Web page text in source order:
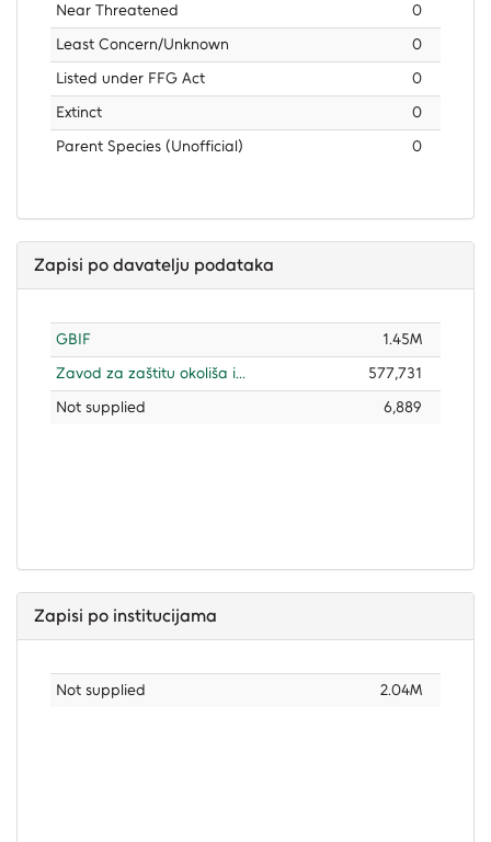
Near Threatened
0
Least Concern/Unknown
0
Listed under FFG Act
0
Extinct
0
Parent Species (Unofficial)
0
Zapisi po davatelju podataka
GBIF
1.45M
Zavod za zaštitu okoliša i...
577,731
Not supplied
6,889
Zapisi po institucijama
Not supplied 2.04M